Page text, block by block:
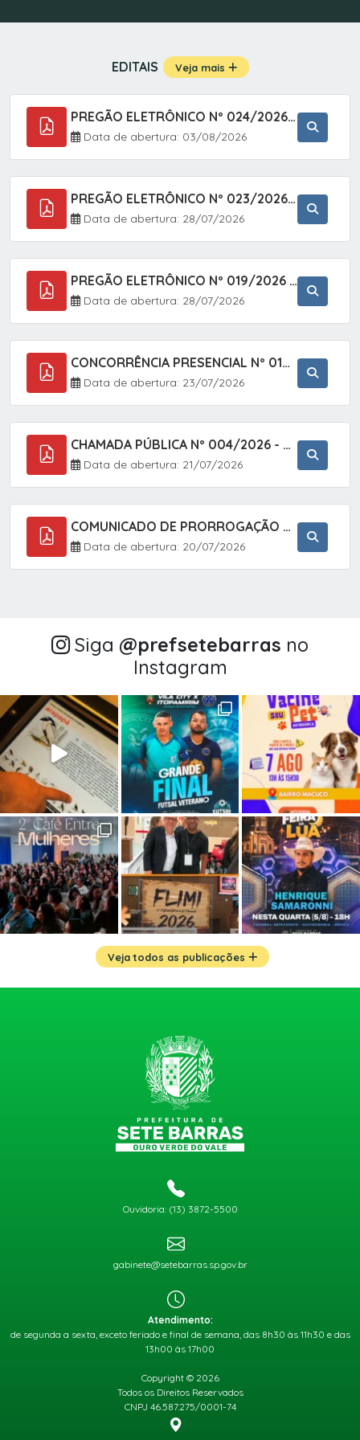
EDITAIS Veja mais
PREGÃO ELETRÔNICO Nº 024/2026 - AQUISIÇÃO DE GÁS MEDICINAL TIPO OXIGÊNIO (1,00 M3, 3,00 M3 E 10,00 M3), EM ATENDIMENTO À SECRETARIA MUNICIPAL DE SAÚDE, ATRAVÉS DO SISTEMA DE REGISTRO DE PREÇOS (SRP)
Data de abertura: 03/08/2026
PREGÃO ELETRÔNICO Nº 023/2026 - AQUISIÇÃO DE ENXOVAL INFANTIL, EM ATENDIMENTO À SECRETARIA MUNICIPAL DE EDUCAÇÃO, ATRAVÉS DO SISTEMA DE REGISTRO DE PREÇOS (SRP).
Data de abertura: 28/07/2026
PREGÃO ELETRÔNICO Nº 019/2026 - ONTRATAÇÃO DE EMPRESA ESPECIALIZADA PARA A PRESTAÇÃO DE SERVIÇOS VETERINÁRIOS CLÍNICOS E CIRÚRGICOS, COM FOCO EM AÇÕES DE SAÚDE PÚBLICA, BEM-ESTAR ANIMAL E CONTROLE POPULACIONAL ÉTICO DE CÃES E GATOS, EM ATENDIMENTO À
Data de abertura: 28/07/2026
CONCORRÊNCIA PRESENCIAL Nº 018/2026 - PAVIMENTAÇÃO ASFÁLTICA NO BAIRRO VOTUPOCA ? ESTRADA DA RAPOSA, NO MUNICÍPIO DE SETE BARRAS/SP
Data de abertura: 23/07/2026
CHAMADA PÚBLICA Nº 004/2026 - AQUISIÇÃO DE GÊNEROS ALIMENTÍCIOS DA AGRICULTURA FAMILIAR PARA ALIMENTAÇÃO ESCOLAR COM DISPENSA DE LICITAÇÃO, LEI N.º 11.947, DE 16/07/2009, RESOLUÇÃO N.º 26 DO FNDE, DE 17/06/2013 E ALTERAÇÕES E A LEI FEDERAL Nº 14.133/
Data de abertura: 21/07/2026
COMUNICADO DE PRORROGAÇÃO DE PRAZO DO CHAMAMENTO PÚBLICO Nº 005/2026 - FOMENTO À EXECUÇÃO DE AÇÕES CULTURAIS (APOIO DIRETO SELEÇÃO DE PROJETOS PARA FIRMAR TERMO DE EXECUÇÃO CULTURAL COM RECURSOS DA POLÍTICA NACIONAL ALDIR BLANC DE FOMENTO À CULTURA
Data de abertura: 20/07/2026
Siga @‌prefsetebarras no
Instagram
Veja todos as publicações
Ouvidoria: (13) 3872-5500
gabinete@setebarras.sp.gov.br
Atendimento:
de segunda a sexta, exceto feriado e final de semana, das 8h30 às 11h30 e das
13h00 às 17h00
Copyright © 2026
Todos os Direitos Reservados
CNPJ 46.587.275/0001-74